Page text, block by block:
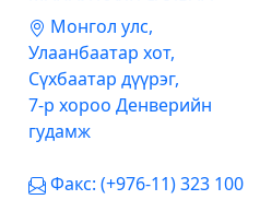
Mонгол улс,
Улаанбаатар хот,
Сүхбаатар дүүрэг,
7-р хороо Денверийн
гудамж
Факс: (+976-11) 323 100